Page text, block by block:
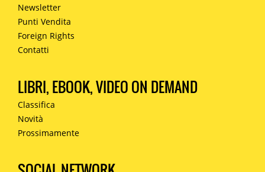
Newsletter
Punti Vendita
Foreign Rights
Contatti
LIBRI, EBOOK, VIDEO ON DEMAND
Classifica
Novità
Prossimamente